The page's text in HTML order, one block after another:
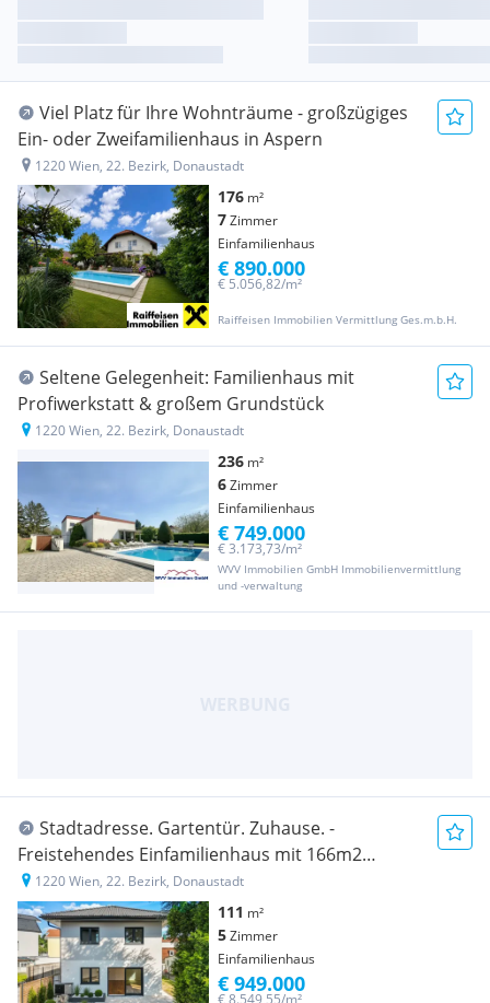
Viel Platz für Ihre Wohnträume - großzügiges
Ein- oder Zweifamilienhaus in Aspern
1220 Wien, 22. Bezirk, Donaustadt
176 m²
7Zimmer
Einfamilienhaus
Raiffeisen Immobilien Vermittlung Ges.m.b.H.
€ 5.056,82/m²
€ 890.000
Seltene Gelegenheit: Familienhaus mit
Profiwerkstatt & großem Grundstück
1220 Wien, 22. Bezirk, Donaustadt
236 m²
6Zimmer
Einfamilienhaus
WVV Immobilien GmbH Immobilienvermittlung
und -verwaltung
€ 3.173,73/m²
€ 749.000
Stadtadresse. Gartentür. Zuhause. -
Freistehendes Einfamilienhaus mit 166m2
Nutzfläche
1220 Wien, 22. Bezirk, Donaustadt
111 m²
5Zimmer
Einfamilienhaus
€ 8.549,55/m²
€ 949.000